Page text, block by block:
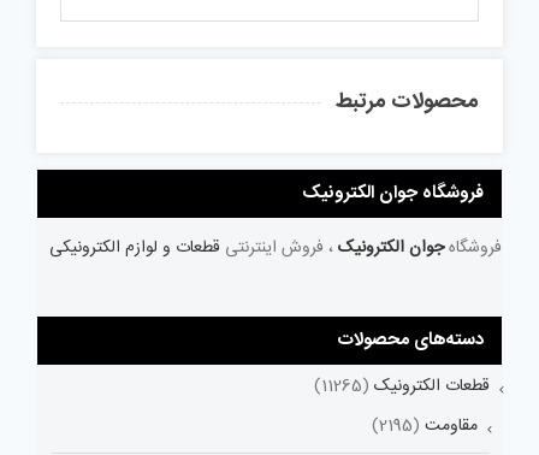
محصولات مرتبط
فروشگاه جوان الکترونیک
فروشگاهجوان الکترونیک ، فروش اینترنتی قطعات و لوازم الکترونیکی
دسته‌های محصولات
قطعات الکترونیک (11265)
مقاومت (2195)